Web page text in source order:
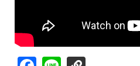
Facebook
Line